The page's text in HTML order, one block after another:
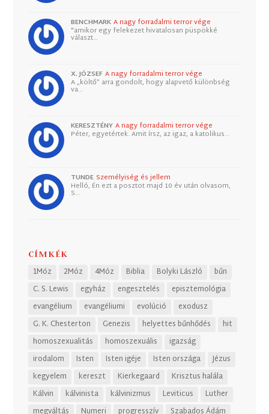
BENCHMARK A nagy forradalmi terror vége
"amikor egy felekezet hivatalosan püspökké
választ…
X. JÓZSEF A nagy forradalmi terror vége
A „költő” arra gondolt, hogy alapvető különbség
va…
KERESZTÉNY A nagy forradalmi terror vége
Péter, egyetértek. Amit írsz, az igaz, a katolikus…
TUNDE Személyiség és jellem
Helló, Én ezt a posztot majd 10 év után olvasom,
S…
CÍMKÉK
1Móz 2Móz 4Móz Biblia Bolyki László
bűn
C. S. Lewis
egyház engesztelés
episztemológia
evangélium
evangéliumi evolúció
exodusz
G. K. Chesterton
Genezis helyettes bűnhődés
hit
homoszexualitás
homoszexuális
igazság
irodalom
Isten Isten igéje Isten országa
Jézus
kegyelem
kereszt Kierkegaard
Krisztus halála
Kálvin
kálvinista kálvinizmus Leviticus
Luther